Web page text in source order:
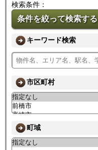
検索条件：
条件を絞って検索する
キーワード検索
市区町村
町域